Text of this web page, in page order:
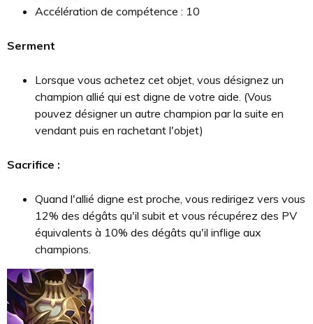
Accélération de compétence : 10
Serment
Lorsque vous achetez cet objet, vous désignez un
champion allié qui est digne de votre aide. (Vous
pouvez désigner un autre champion par la suite en
vendant puis en rachetant l'objet)
Sacrifice :
Quand l'allié digne est proche, vous redirigez vers vous
12% des dégâts qu'il subit et vous récupérez des PV
équivalents à 10% des dégâts qu'il inflige aux
champions.